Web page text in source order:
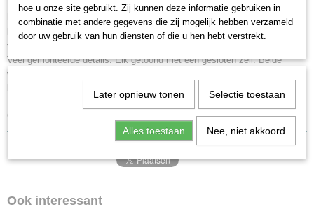
Product
Model: Beide wagens met draaistellen type Y 25. Metalen inzetstukken
voor goede rijeigenschappen. Specifieke afwerking van de ondervloeren.
Veel gemonteerde details. Elk getoond met een gesloten zeil. Beide
wagens met verschillende bedrijfsnummers, afzonderlijk verpakt en
Lengte over de buffers per wagen 22,9 cm.
Gelijkstroomwielstel per wagen E700580.
Ook interessant
hoe u onze site gebruikt. Zij kunnen deze informatie gebruiken in
combinatie met andere gegevens die zij mogelijk hebben verzameld
door uw gebruik van hun diensten of die u hen hebt verstrekt.
Later opnieuw tonen Selectie toestaan
Alles toestaan Nee, niet akkoord